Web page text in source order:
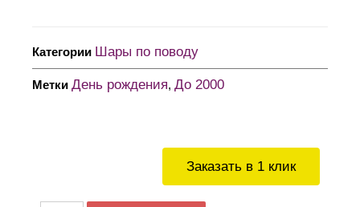
Заказать в 1 клик
Категории Шары по поводу
Метки День рождения, До 2000